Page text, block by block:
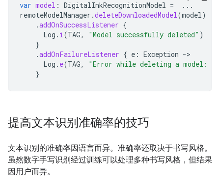
var model : DigitalInkRecognitionModel =
...
remoteModelManager .deleteDownloadedModel(model)
.addOnSuccessListener {
Log . i(TAG, "Model successfully deleted" )
}
.addOnFailureListener { e : Exception ->
Log . e(TAG, "Error while deleting a model:
}
提高文本识别准确率的技巧
文本识别的准确率因语言而异。准确率还取决于书写风格。
虽然数字手写识别经过训练可以处理多种书写风格，但结果
因用户而异。